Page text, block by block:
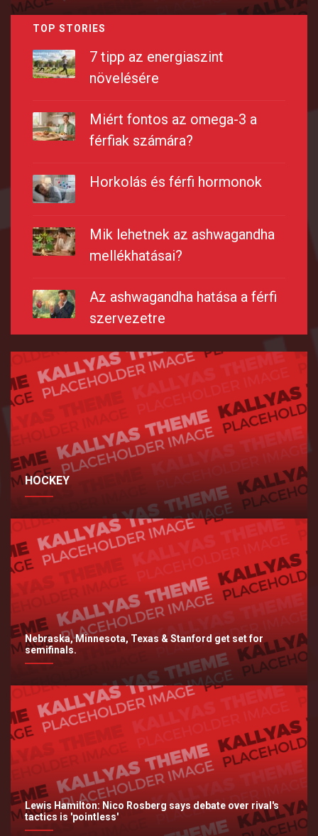
TOP STORIES
7 tipp az energiaszint
növelésére
Miért fontos az omega-3 a
férfiak számára?
Horkolás és férfi hormonok
Mik lehetnek az ashwagandha
mellékhatásai​?
Az ashwagandha hatása a férfi
szervezetre
HOCKEY
Nebraska, Minnesota, Texas & Stanford get set for
semifinals.
Lewis Hamilton: Nico Rosberg says debate over rival's
tactics is 'pointless'